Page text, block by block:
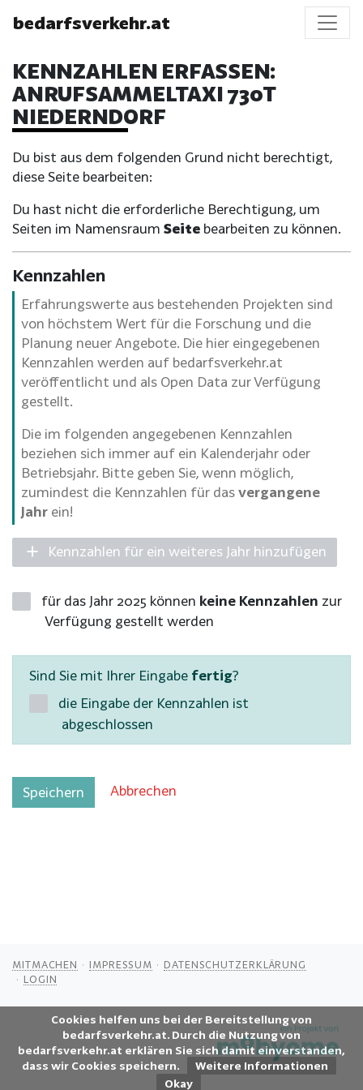
Cookies helfen uns bei der Bereitstellung von
bedarfsverkehr.at. Durch die Nutzung von
bedarfsverkehr.at erklären Sie sich damit einverstanden,
dass wir Cookies speichern.
Weitere Informationen
bedarfsverkehr.at
KENNZAHLEN ERFASSEN:
ANRUFSAMMELTAXI 730T
NIEDERNDORF
Du bist aus dem folgenden Grund nicht berechtigt,
diese Seite bearbeiten:
Du hast nicht die erforderliche Berechtigung, um
Seiten im Namensraum Seite bearbeiten zu können.
Kennzahlen
Erfahrungswerte aus bestehenden Projekten sind
von höchstem Wert für die Forschung und die
Planung neuer Angebote. Die hier eingegebenen
Kennzahlen werden auf bedarfsverkehr.at
veröffentlicht und als Open Data zur Verfügung
gestellt.
Die im folgenden angegebenen Kennzahlen
beziehen sich immer auf ein Kalenderjahr oder
Betriebsjahr. Bitte geben Sie, wenn möglich,
zumindest die Kennzahlen für das vergangene
Jahr ein!
Kennzahlen für ein weiteres Jahr hinzufügen
für das Jahr 2025 können keine Kennzahlen zur
Verfügung gestellt werden
Sind Sie mit Ihrer Eingabe fertig?
die Eingabe der Kennzahlen ist
abgeschlossen
Speichern Abbrechen
MITMACHEN IMPRESSUM
DATENSCHUTZERKLÄRUNG
LOGIN